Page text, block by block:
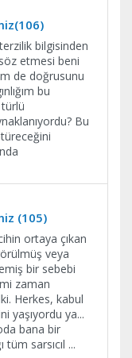
bilgisinden
etmesi beni
de doğrusunu
bu
Bu
(105)
ortaya çıkan
veya
bir sebebi
zaman
Herkes, kabul
yaşıyordu ya...
bana bir
tüm sarsıcıl ...